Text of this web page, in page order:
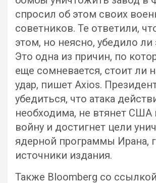
спросил об этом своих
советников. Те ответили,
этом, но неясно, убедило ли
Это одна из причин, по
еще сомневается, стоит ли
удар, пишет Axios.
убедиться, что атака
необходима, не втянет США
войну и достигнет цели
ядерной программы Ирана,
источники издания.
Также Bloomberg со